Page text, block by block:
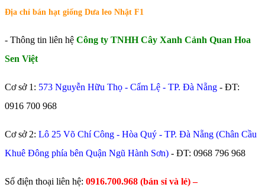
Địa chỉ bán hạt giống Dưa leo Nhật F1
- Thông tin liên hệ Công ty TNHH Cây Xanh Cảnh Quan Hoa
Sen Việt
Cơ sở 1: 573 Nguyễn Hữu Thọ - Cẩm Lệ - TP. Đà Nẵng - ĐT:
0916 700 968
Cơ sở 2: Lô 25 Võ Chí Công - Hòa Quý - TP. Đà Nẵng (Chân Cầu
Khuê Đông phía bên Quận Ngũ Hành Sơn) - ĐT: 0968 796 968
​Số điện thoại liên hệ: 0916.700.968 (bán sỉ và lẻ) –